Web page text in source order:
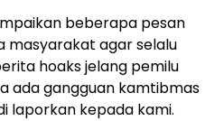
beberapa pesan
masyarakat agar selalu
hoaks jelang pemilu
ada gangguan kamtibmas
laporkan kepada kami.